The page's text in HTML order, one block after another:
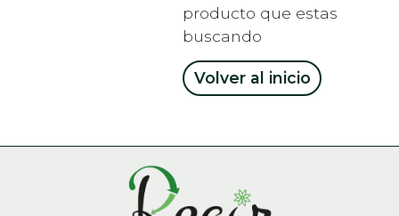
producto que estas
buscando
Volver al inicio